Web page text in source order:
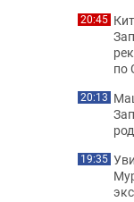
20:45
по
20:13
19:35